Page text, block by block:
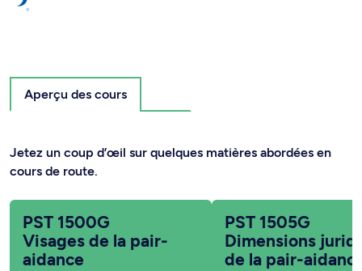
Aperçu des cours
Jetez un coup d’œil sur quelques matières abordées en
cours de route.
PST 1500G
Visages de la pair-
aidance
PST 1505G
Dimensions
de la pair-